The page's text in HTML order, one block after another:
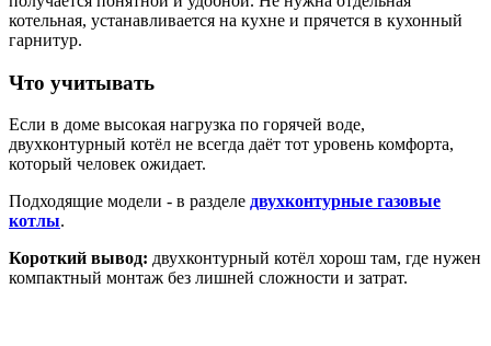
котельная, устанавливается на кухне и прячется в кухонный
гарнитур.
Что учитывать
Если в доме высокая нагрузка по горячей воде,
двухконтурный котёл не всегда даёт тот уровень комфорта,
который человек ожидает.
Подходящие модели - в разделе двухконтурные газовые
котлы.
Короткий вывод: двухконтурный котёл хорош там, где нужен
компактный монтаж без лишней сложности и затрат.